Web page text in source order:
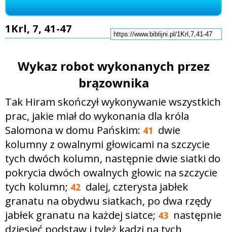
1Krl, 7, 41-47
Wykaz robot wykonanych przez
brązownika
Tak Hiram skończył wykonywanie wszystkich
prac, jakie miał do wykonania dla króla
Salomona w domu Pańskim: 41 dwie
kolumny z owalnymi głowicami na szczycie
tych dwóch kolumn, następnie dwie siatki do
pokrycia dwóch owalnych głowic na szczycie
tych kolumn; 42 dalej, czterysta jabłek
granatu na obydwu siatkach, po dwa rzędy
jabłek granatu na każdej siatce; 43 następnie
dziesięć podstaw i tyleż kadzi na tych